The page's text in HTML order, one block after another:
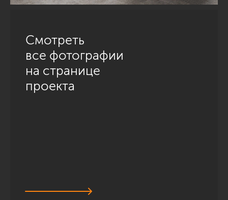
Смотреть
все фотографии
на странице
проекта